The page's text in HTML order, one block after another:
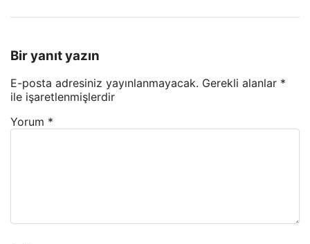
Bir yanıt yazın
E-posta adresiniz yayınlanmayacak. Gerekli alanlar *
ile işaretlenmişlerdir
Yorum *